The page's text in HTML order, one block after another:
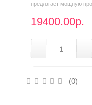
предлагает мощную
19400.00р.
(0)